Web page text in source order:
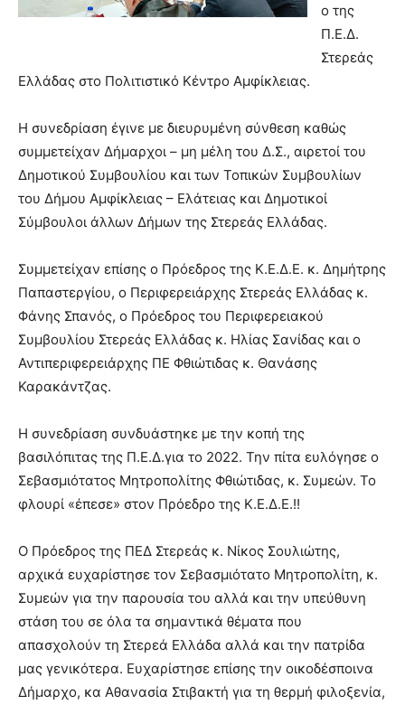
ο της
Π.Ε.Δ.
Στερεάς
Ελλάδας στο Πολιτιστικό Κέντρο Αμφίκλειας.
Η συνεδρίαση έγινε με διευρυμένη σύνθεση καθώς
συμμετείχαν Δήμαρχοι – μη μέλη του Δ.Σ., αιρετοί του
Δημοτικού Συμβουλίου και των Τοπικών Συμβουλίων
του Δήμου Αμφίκλειας – Ελάτειας και Δημοτικοί
Σύμβουλοι άλλων Δήμων της Στερεάς Ελλάδας.
Συμμετείχαν επίσης ο Πρόεδρος της Κ.Ε.Δ.Ε. κ. Δημήτρης
Παπαστεργίου, ο Περιφερειάρχης Στερεάς Ελλάδας κ.
Φάνης Σπανός, ο Πρόεδρος του Περιφερειακού
Συμβουλίου Στερεάς Ελλάδας κ. Ηλίας Σανίδας και ο
Αντιπεριφερειάρχης ΠΕ Φθιώτιδας κ. Θανάσης
Καρακάντζας.
Η συνεδρίαση συνδυάστηκε με την κοπή της
βασιλόπιτας της Π.Ε.Δ.για το 2022. Την πίτα ευλόγησε ο
Σεβασμιότατος Μητροπολίτης Φθιώτιδας, κ. Συμεών. Το
φλουρί «έπεσε» στον Πρόεδρο της Κ.Ε.Δ.Ε.!!
Ο Πρόεδρος της ΠΕΔ Στερεάς κ. Νίκος Σουλιώτης,
αρχικά ευχαρίστησε τον Σεβασμιότατο Μητροπολίτη, κ.
Συμεών για την παρουσία του αλλά και την υπεύθυνη
στάση του σε όλα τα σημαντικά θέματα που
απασχολούν τη Στερεά Ελλάδα αλλά και την πατρίδα
μας γενικότερα. Ευχαρίστησε επίσης την οικοδέσποινα
Δήμαρχο, κα Αθανασία Στιβακτή για τη θερμή φιλοξενία,